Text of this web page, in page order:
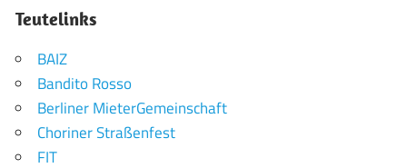
Teutelinks
BAIZ
Bandito Rosso
Berliner MieterGemeinschaft
Choriner Straßenfest
FIT